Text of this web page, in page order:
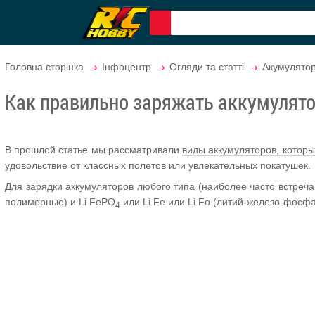
Головна сторінка Інфоцентр Огляди та статті
Как правильно заряжать
В прошлой статье мы рассматривали виды аккумуляторов,
удовольствие от классных полетов или увлекательных покатушек.
Для зарядки аккумуляторов любого типа (наиболее часто
полимерные) и Li FePO4 или Li Fe или Li Fo (литий-железо-